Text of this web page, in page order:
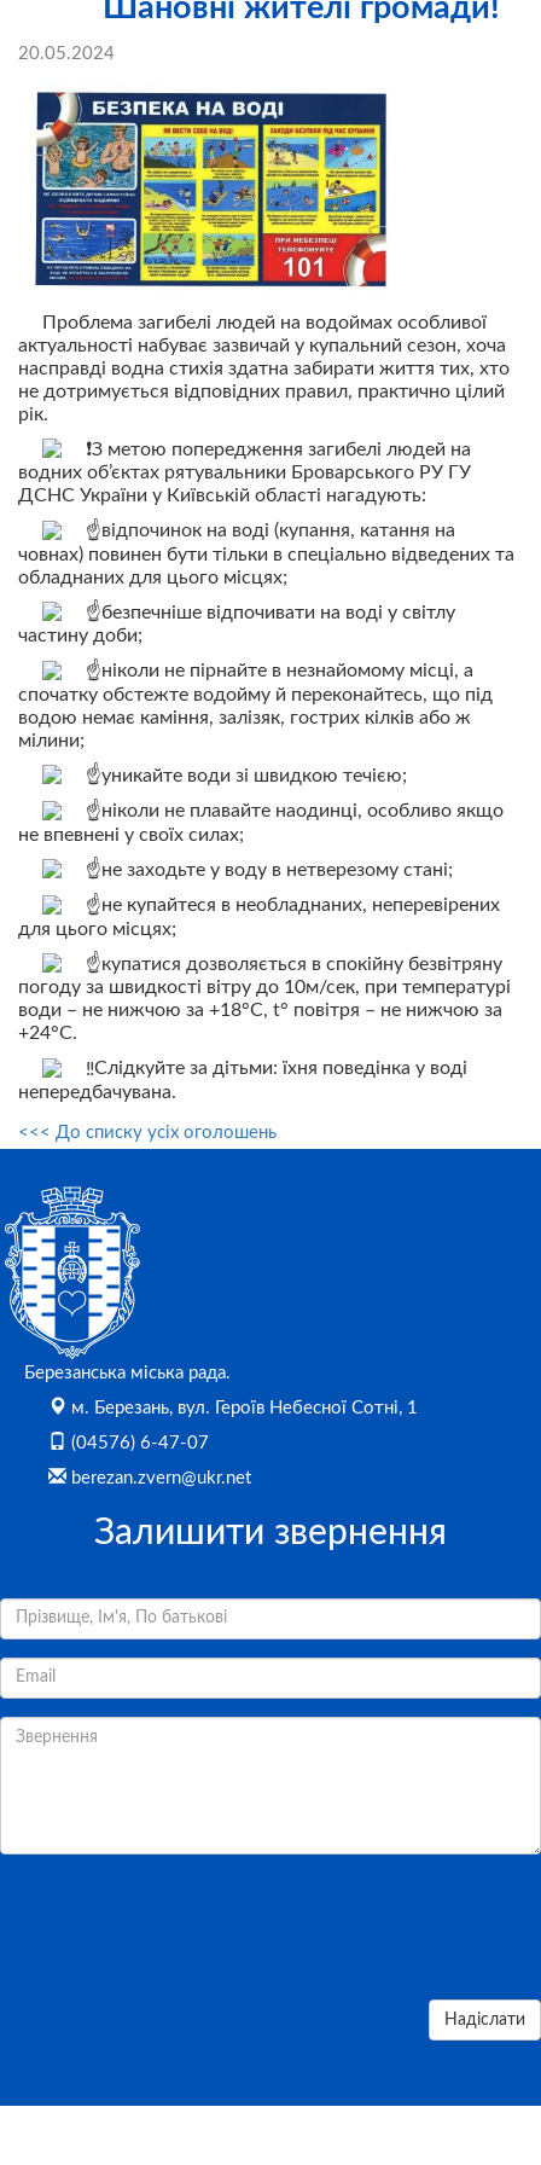
Шановні жителі громади!
20.05.2024
Проблема загибелі людей на водоймах особливої
актуальності набуває зазвичай у купальний сезон, хоча
насправді водна стихія здатна забирати життя тих, хто
не дотримується відповідних правил, практично цілий
рік.
З метою попередження загибелі людей на
водних об’єктах рятувальники Броварського РУ ГУ
ДСНС України у Київській області нагадують:
відпочинок на воді (купання, катання на
човнах) повинен бути тільки в спеціально відведених та
обладнаних для цього місцях;
безпечніше відпочивати на воді у світлу
частину доби;
ніколи не пірнайте в незнайомому місці, а
спочатку обстежте водойму й переконайтесь, що під
водою немає каміння, залізяк, гострих кілків або ж
мілини;
уникайте води зі швидкою течією;
ніколи не плавайте наодинці, особливо якщо
не впевнені у своїх силах;
не заходьте у воду в нетверезому стані;
не купайтеся в необладнаних, неперевірених
для цього місцях;
купатися дозволяється в спокійну безвітряну
погоду за швидкості вітру до 10м/сек, при температурі
води – не нижчою за +18°С, t° повітря – не нижчою за
+24°С.
Слідкуйте за дітьми: їхня поведінка у воді
непередбачувана.
<<< До списку усіх оголошень
Березанська міська рада.
м. Березань, вул. Героїв Небесної Сотні, 1
(04576) 6-47-07
berezan.zvern@ukr.net
Залишити звернення
Надіслати